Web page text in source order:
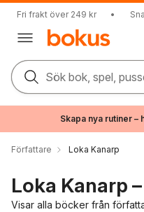
Fri frakt över 249 kr •
Sök bok, spel,
Skapa nya rutiner
Författare Loka Kanarp
Loka Kanarp
Visar alla böcker från